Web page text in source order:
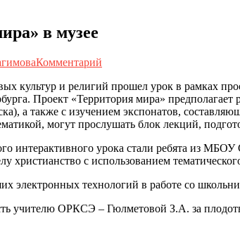
в музее
Комментарий
культур и религий прошел урок в рамках
Проект «Территория мира»
а также с изучением экспонатов,
могут прослушать блок лекций,
интерактивного урока стали ребята из
христианство с использованием
электронных технологий в работе со
учителю ОРКСЭ – Гюлметовой З.А. за